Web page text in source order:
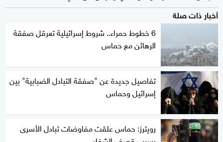
أخبار ذات صلة
6 خطوط حمراء.. شروط إسرائيلية تعرقل صفقة
الرهائن مع حماس
تفاصيل جديدة عن "صفقة التبادل الضبابية" بين
إسرائيل وحماس
رويترز: حماس علقت مفاوضات تبادل الأسرى